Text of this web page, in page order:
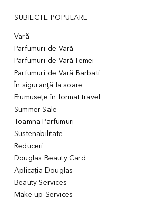
SUBIECTE POPULARE
Vară
Parfumuri de Vară
Parfumuri de Vară Femei
Parfumuri de Vară Barbati
În siguranță la soare
Frumusețe în format travel
Summer Sale
Toamna Parfumuri
Sustenabilitate
Reduceri
Douglas Beauty Card
Aplicația Douglas
Beauty Services
Make-up-Services